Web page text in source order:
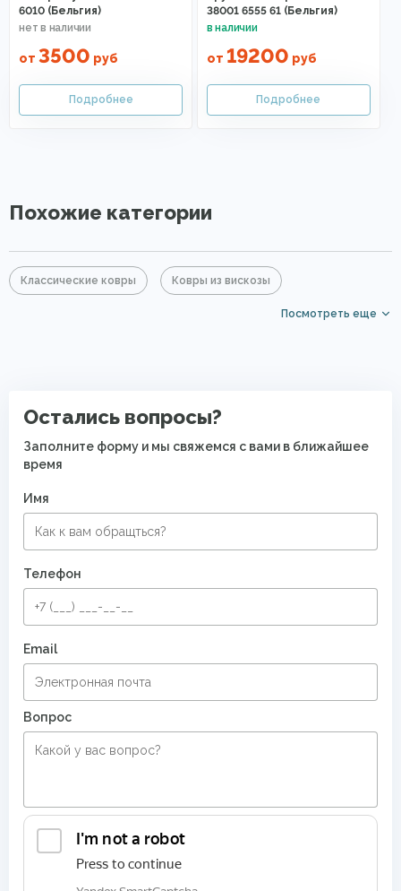
6010 (Бельгия)
от 3500 руб
38001 6555 61 (Бельгия)
от 19200 руб
Похожие категории
Классические ковры Ковры из вискозы
Посмотреть еще
Остались вопросы?
Заполните форму и мы свяжемся с вами в ближайшее
время
Имя
Телефон
Email
Вопрос